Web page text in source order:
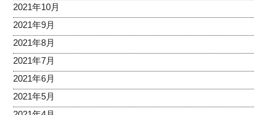
2021年10月
2021年9月
2021年8月
2021年7月
2021年6月
2021年5月